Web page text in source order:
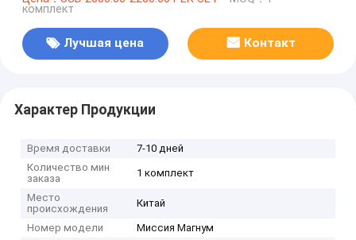
комплект
Лучшая цена Контакт
Характер Продукции
Время доставки
7-10 дней
Количество мин
заказа
1 комплект
Место
происхождения
Китай
Номер модели
Миссия Магнум